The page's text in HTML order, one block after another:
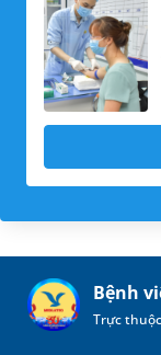
Bệnh
Trực